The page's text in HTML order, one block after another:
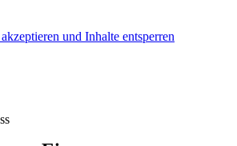
und Inhalte entsperren